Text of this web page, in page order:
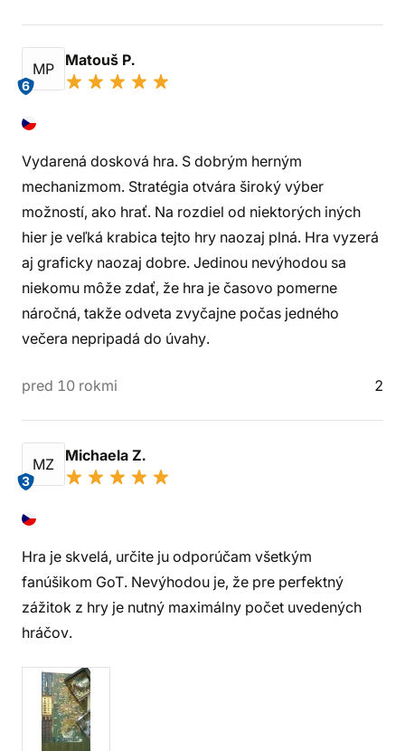
MP
6
Matouš P.
Vydarená dosková hra. S dobrým herným
mechanizmom. Stratégia otvára široký výber
možností, ako hrať. Na rozdiel od niektorých iných
hier je veľká krabica tejto hry naozaj plná. Hra vyzerá
aj graficky naozaj dobre. Jedinou nevýhodou sa
niekomu môže zdať, že hra je časovo pomerne
náročná, takže odveta zvyčajne počas jedného
večera nepripadá do úvahy.
pred 10 rokmi 2
MZ
3
Michaela Z.
Hra je skvelá, určite ju odporúčam všetkým
fanúšikom GoT. Nevýhodou je, že pre perfektný
zážitok z hry je nutný maximálny počet uvedených
hráčov.